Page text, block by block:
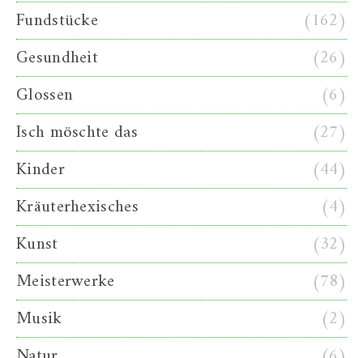
Fundstücke
(162)
Gesundheit
(26)
Glossen
(6)
Isch möschte das
(27)
Kinder
(44)
Kräuterhexisches
(4)
Kunst
(32)
Meisterwerke
(78)
Musik
(2)